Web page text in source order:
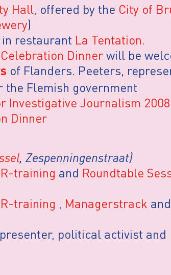
Hall, offered by the City of
)
in restaurant La Tentation.
Celebration Dinnerwill be
of Flanders. Peeters,
the Flemish government
Investigative Journalism 2008
Dinner
, Zespenningenstraat)
training and Roundtable
training , Managerstrack and
political activist and